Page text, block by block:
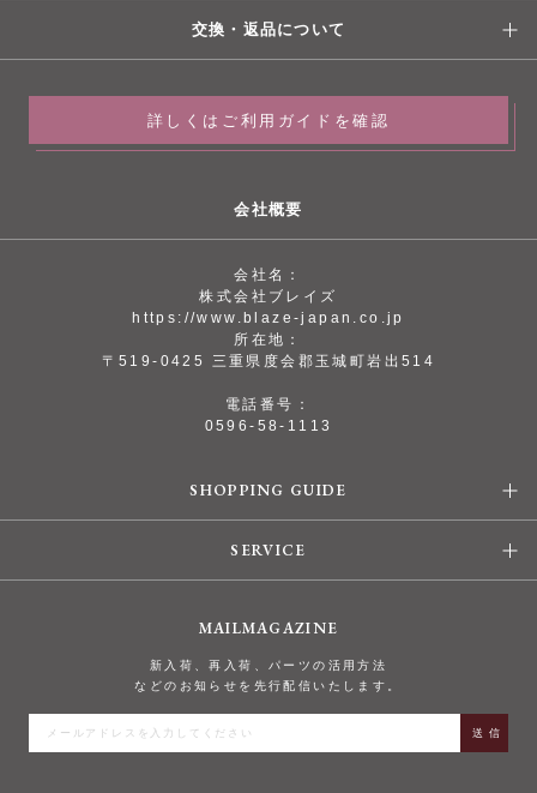
交換・返品について
詳しくはご利用ガイドを確認
会社概要
会社名：
株式会社ブレイズ
https://www.blaze-japan.co.jp
所在地：
〒519-0425 三重県度会郡玉城町岩出514
電話番号：
0596-58-1113
SHOPPING GUIDE
SERVICE
MAILMAGAZINE
新入荷、再入荷、パーツの活用方法
などのお知らせを先行配信いたします。